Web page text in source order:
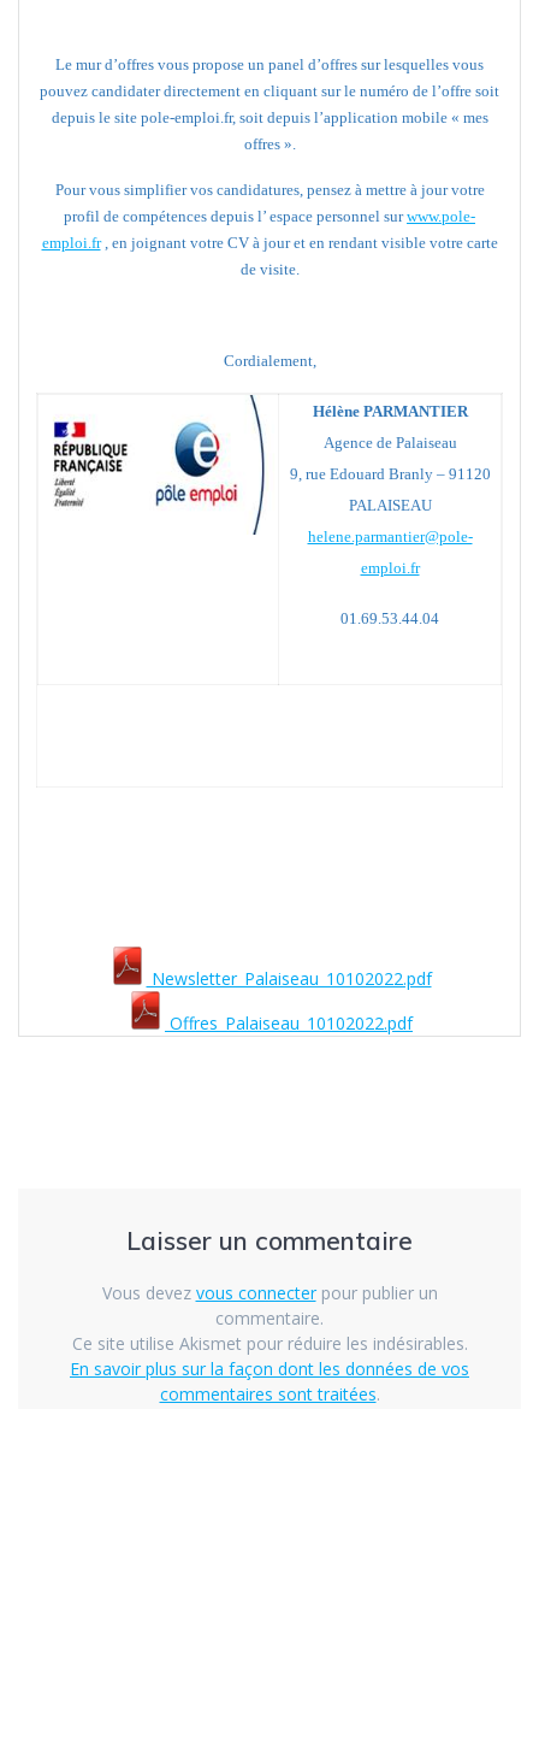
Le mur d’offres vous propose un panel d’offres sur lesquelles vous
pouvez candidater directement en cliquant sur le numéro de l’offre soit
depuis le site pole-emploi.fr, soit depuis l’application mobile « mes
offres ».
Pour vous simplifier vos candidatures, pensez à mettre à jour votre
profil de compétences depuis l’ espace personnel surwww.pole-
emploi.fr, en joignant votre CV à jour et en rendant visible votre carte
de visite.
Cordialement,
Hélène PARMANTIER
Agence de Palaiseau
9, rue Edouard Branly – 91120
PALAISEAU
helene.parmantier@pole-
emploi.fr
01.69.53.44.04
Newsletter_Palaiseau_10102022.pdf
Offres_Palaiseau_10102022.pdf
Laisser un commentaire
Vous devez vous connecterpour publier un
commentaire.
Ce site utilise Akismet pour réduire les indésirables.
En savoir plus sur la façon dont les données de vos
commentaires sont traitées.